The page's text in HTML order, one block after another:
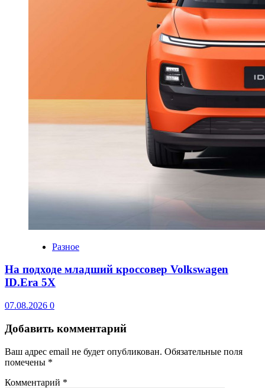
Разное
На подходе младший кроссовер Volkswagen
ID.Era 5X
07.08.2026 0
Добавить комментарий
Ваш адрес email не будет опубликован. Обязательные поля
помечены *
Комментарий *